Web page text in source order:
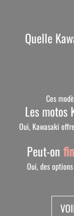
Quelle
Ces
Les motos
Oui, Kawasaki
Peut-on
Oui, des